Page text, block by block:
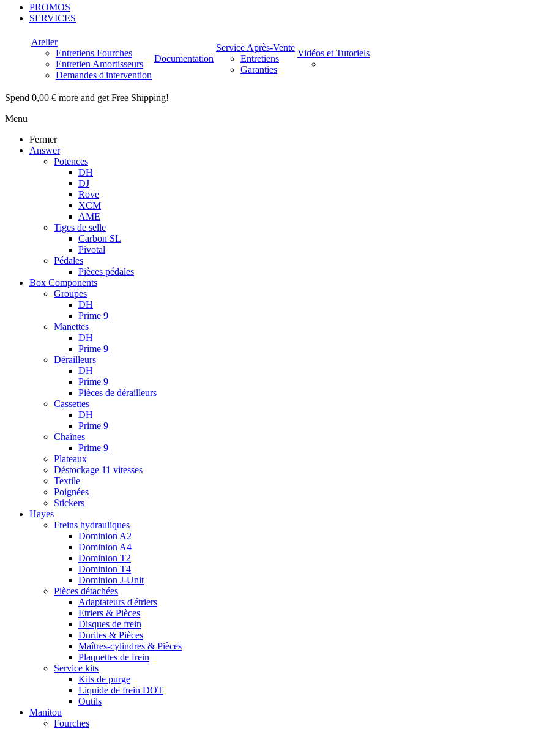
PROMOS
SERVICES
Atelier
Entretiens Fourches
Entretien Amortisseurs
Demandes d'intervention
Documentation
Service Après-Vente
Entretiens
Garanties
Vidéos et Tutoriels
Spend 0,00 € more and get Free Shipping!
Menu
Fermer
Answer
Potences
DH
DJ
Rove
XCM
AME
Tiges de selle
Carbon SL
Pivotal
Pédales
Pièces pédales
Box Components
Groupes
DH
Prime 9
Manettes
DH
Prime 9
Dérailleurs
DH
Prime 9
Pièces de dérailleurs
Cassettes
DH
Prime 9
Chaînes
Prime 9
Plateaux
Déstockage 11 vitesses
Textile
Poignées
Stickers
Hayes
Freins hydrauliques
Dominion A2
Dominion A4
Dominion T2
Dominion T4
Dominion J-Unit
Pièces détachées
Adaptateurs d'étriers
Etriers & Pièces
Disques de frein
Durites & Pièces
Maîtres-cylindres & Pièces
Plaquettes de frein
Service kits
Kits de purge
Liquide de frein DOT
Outils
Manitou
Fourches